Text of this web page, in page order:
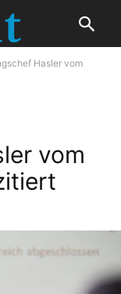
Hasler vom
vom